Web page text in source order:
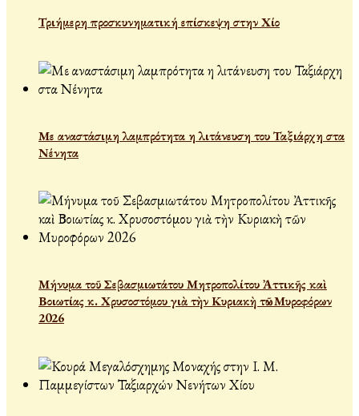
Τριήμερη προσκυνηματική επίσκεψη στην Χίο
Με αναστάσιμη λαμπρότητα η λιτάνευση του Ταξιάρχη στα
Νένητα
Μήνυμα τοῦ Σεβασμιωτάτου Μητροπολίτου Ἀττικῆς καὶ
Βοιωτίας κ. Χρυσοστόμου γιὰ τὴν Κυριακὴ τῶν Μυροφόρων
2026